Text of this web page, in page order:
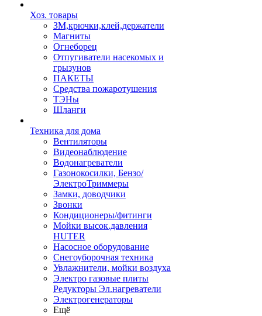
Хоз. товары
ЗМ,крючки,клей,держатели
Магниты
Огнеборец
Отпугиватели насекомых и
грызунов
ПАКЕТЫ
Средства пожаротушения
ТЭНы
Шланги
Техника для дома
Вентиляторы
Видеонаблюдение
Водонагреватели
Газонокосилки, Бензо/
ЭлектроТриммеры
Замки, доводчики
Звонки
Кондиционеры/фитинги
Мойки высок.давления
HUTER
Насосное оборудование
Снегоуборочная техника
Увлажнители, мойки воздуха
Электро газовые плиты
Редукторы Эл.нагреватели
Электрогенераторы
Ещё